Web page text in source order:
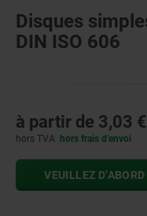
Disques
DIN ISO 606
à partir de 3,03 €
hors TVA hors frais d’envoi
VEUILLEZ